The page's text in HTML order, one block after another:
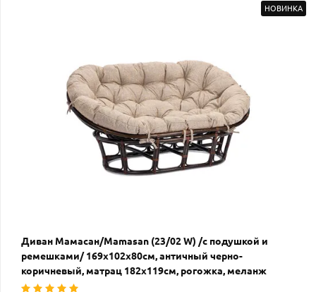
НОВИНКА
Диван Мамасан/Mamasan (23/02 W) /с подушкой и
ремешками/ 169х102х80см, античный черно-
коричневый, матрац 182х119см, рогожка, меланж